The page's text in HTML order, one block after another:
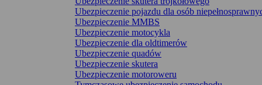
Ubezpieczenie pojazdu dla osób
Ubezpieczenie MMBS
Ubezpieczenie motocykla
Ubezpieczenie dla oldtimerów
Ubezpieczenie quadów
Ubezpieczenie skutera
Ubezpieczenie motoroweru